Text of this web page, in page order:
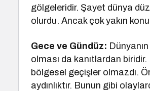
gölgeleridir. Şayet dünya
olurdu. Ancak çok yakın
Gece ve Gündüz:
olması da kanıtlardan
bölgesel geçişler olmazdı.
aydınlıktır. Bunun gibi